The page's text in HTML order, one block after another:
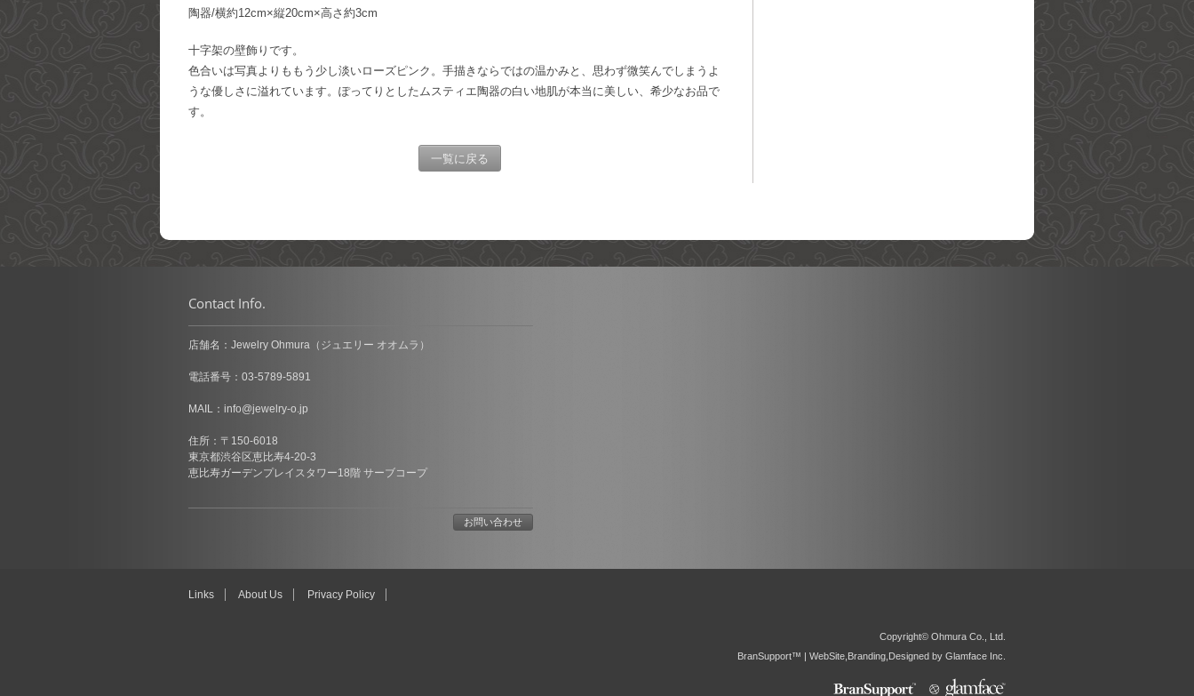
陶器/横約12cm×縦20cm×高さ約3cm
十字架の壁飾りです。
色合いは写真よりももう少し淡いローズピンク。手描きならではの温かみと、思わず微笑んでしまうよ
うな優しさに溢れています。ぽってりとしたムスティエ陶器の白い地肌が本当に美しい、希少なお品で
す。
一覧に戻る
Contact Info.
店舗名：Jewelry Ohmura（ジュエリー オオムラ）
電話番号：03-5789-5891
MAIL： info@jewelry-o.jp
住所：〒150-6018
東京都渋谷区恵比寿4-20-3
恵比寿ガーデンプレイスタワー18階 サーブコープ
お問い合わせ
Links About Us Privacy Policy
Copyright© Ohmura Co., Ltd.
BranSupport™ | WebSite,Branding,Designed by Glamface Inc.